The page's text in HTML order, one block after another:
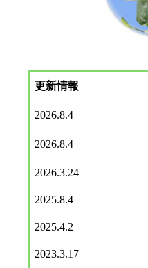
更新情報
2026.8.4
2026.8.4
2026.3.24
2025.8.4
2025.4.2
2023.3.17